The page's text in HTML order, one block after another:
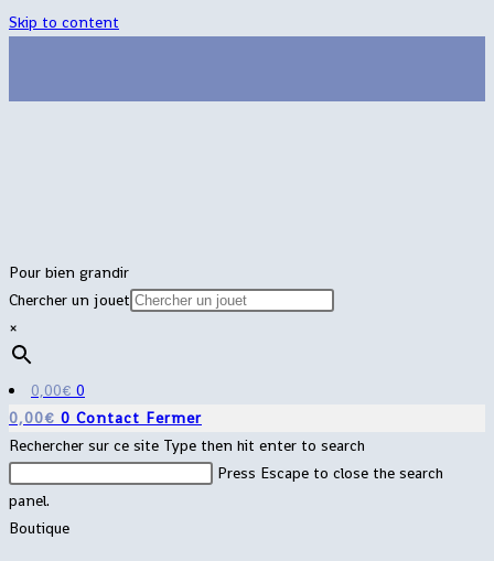
Skip to content
Pour bien grandir
Chercher un jouet
×
0,00€ 0
0,00€ 0 Contact Fermer
Rechercher sur ce site Type then hit enter to search
Press Escape to close the search
panel.
Boutique